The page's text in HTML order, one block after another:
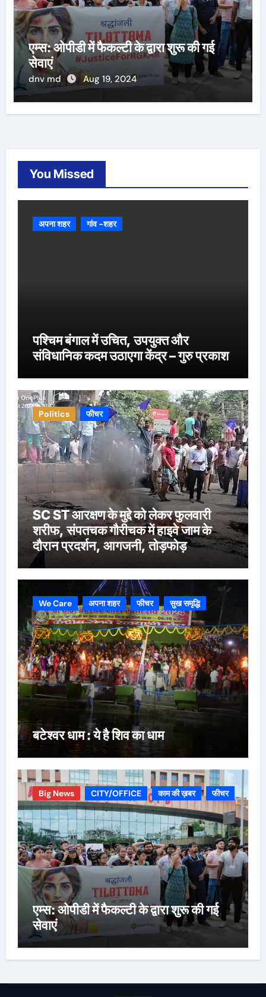
एम्स: ओपीडी में फैकल्टी के द्वारा शुरू की गई
सेवाएं
dnv md Aug 19, 2024
You Missed
अपना शहर गांव -शहर
पश्चिम बंगाल में उचित, उपयुक्त और
संविधानिक कदम उठाएगा केंद्र – गुरु प्रकाश
Politics फीचर
SC ST आरक्षण के मुद्दे को लेकर फुलवारी
शरीफ, संपतचक गौरीचक में हाइवे जाम के
दौरान प्रदर्शन, आगजनी, तोड़फोड़
We Care अपना शहर फीचर सुख समृद्धि
बटेश्वर धाम : ये है शिव का धाम
Big News CITY/OFFICE काम की ख़बर फीचर
एम्स: ओपीडी में फैकल्टी के द्वारा शुरू की गई
सेवाएं